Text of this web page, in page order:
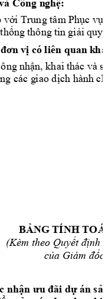
nghệ:
với Trung tâm Phục vụ
thống thông tin giải quyết
đơn vị có liên quan khác
nhận, khai thác và sử
các giao dịch hành
BẢNG TÍNH TOÁ
(Kèm theo Quyết định số
của Giám đốc
nhận ưu đãi dựán sản